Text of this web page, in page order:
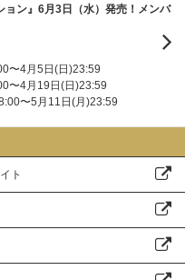
ョン』6月3日（水）発売！メンバ
〜4月5日(日)23:59
〜4月19日(日)23:59
〜5月11日(月)23:59
ト